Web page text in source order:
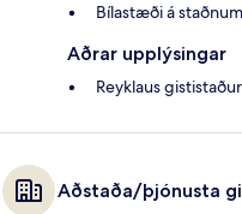
Bílastæði á
Aðrar upplýsingar
Reyklaus gististaður
Aðstaða/þjónusta